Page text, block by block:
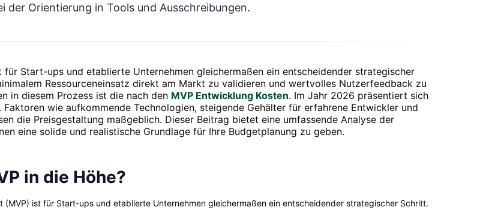
der Orientierung in Tools und Ausschreibungen.
Start-ups und etablierte Unternehmen gleichermaßen ein entscheidender strategischer
Ressourceneinsatz direkt am Markt zu validieren und wertvolles Nutzerfeedback zu
in diesem Prozess ist die nach den MVP Entwicklung Kosten. Im Jahr 2026 präsentiert sich
Faktoren wie aufkommende Technologien, steigende Gehälter für erfahrene Entwickler und
die Preisgestaltung maßgeblich. Dieser Beitrag bietet eine umfassende Analyse der
eine solide und realistische Grundlage für Ihre Budgetplanung zu geben.
in die Höhe?
(MVP) ist für Start-ups und etablierte Unternehmen gleichermaßen ein entscheidender strategischer Schritt.